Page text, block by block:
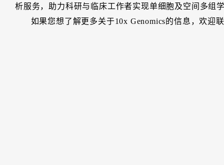
析服务，助力科研与临床工作者实现单细胞及空间多组
如果您想了解更多关于10x Genomics的信息，欢迎